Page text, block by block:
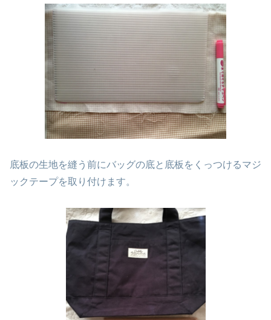
底板の生地を縫う前にバッグの底と底板をくっつけるマジ
ックテープを取り付けます。